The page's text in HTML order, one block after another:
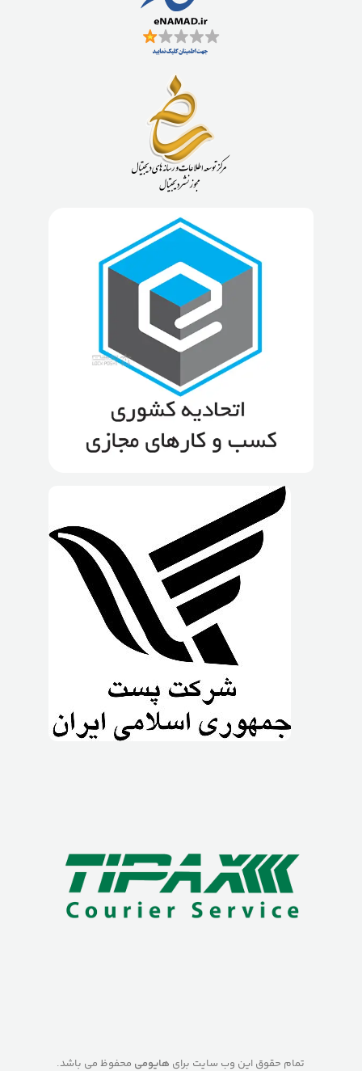
تمام حقوق این وب سایت برای هایومی محفوظ می باشد.